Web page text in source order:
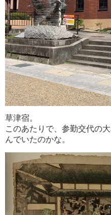
草津宿。
このあたりで、参勤交代の
んでいたのかな。